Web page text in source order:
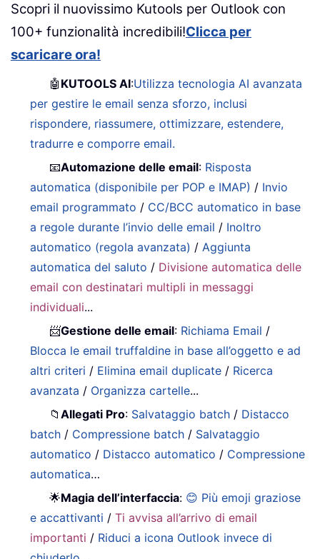
Scopri il nuovissimo Kutools per Outlook con
100+ funzionalità incredibili!Clicca per
scaricare ora!
🤖 KUTOOLS AI:Utilizza tecnologia AI avanzata
per gestire le email senza sforzo, inclusi
rispondere, riassumere, ottimizzare, estendere,
tradurre e comporre email.
📧Automazione delle email: Risposta
automatica (disponibile per POP e IMAP) / Invio
email programmato / CC/BCC automatico in base
a regole durante l’invio delle email / Inoltro
automatico (regola avanzata) /Aggiunta
automatica del saluto / Divisione automatica delle
email con destinatari multipli in messaggi
individuali...
📨Gestione delle email: Richiama Email /
Blocca le email truffaldine in base all’oggetto e ad
altri criteri / Elimina email duplicate / Ricerca
avanzata / Organizza cartelle...
📁Allegati Pro: Salvataggio batch / Distacco
batch / Compressione batch / Salvataggio
automatico / Distacco automatico / Compressione
automatica…
🌟Magia dell’interfaccia: 😊 Più emoji graziose
e accattivanti /Ti avvisa all’arrivo di email
importanti / Riduci a icona Outlook invece di